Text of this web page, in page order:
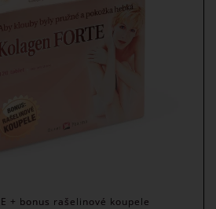
+ bonus rašelinové koupele